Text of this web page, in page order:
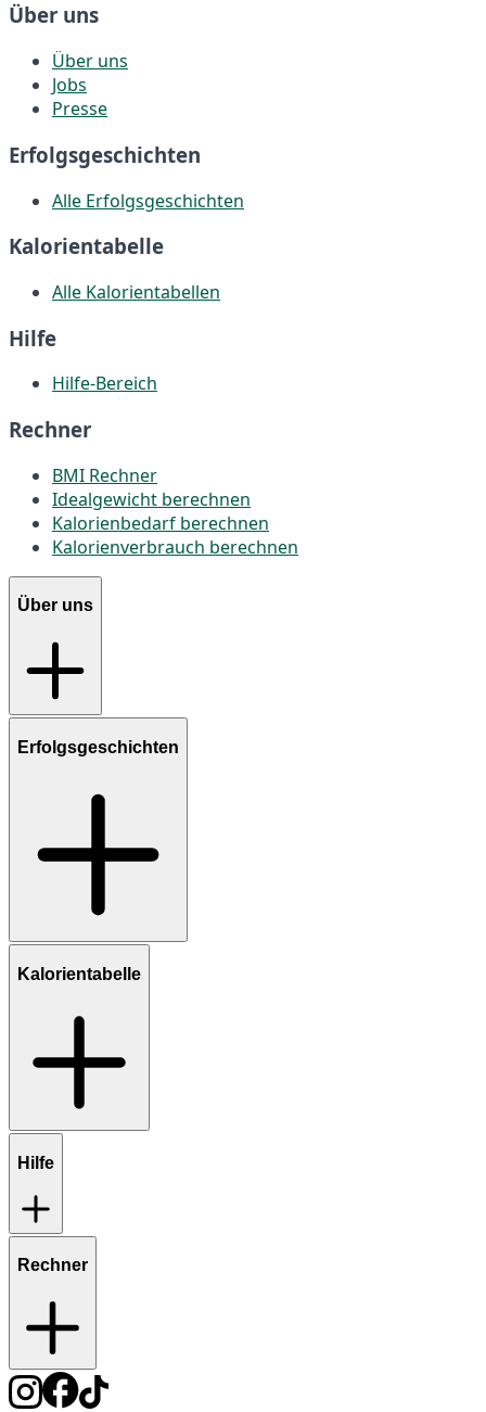
Über uns
Über uns
Jobs
Presse
Erfolgsgeschichten
Alle Erfolgsgeschichten
Kalorientabelle
Alle Kalorientabellen
Hilfe
Hilfe-Bereich
Rechner
BMI Rechner
Idealgewicht berechnen
Kalorienbedarf berechnen
Kalorienverbrauch berechnen
Über uns
Erfolgsgeschichten
Kalorientabelle
Hilfe
Rechner